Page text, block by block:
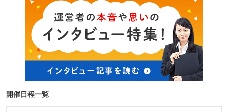
開催日程一覧